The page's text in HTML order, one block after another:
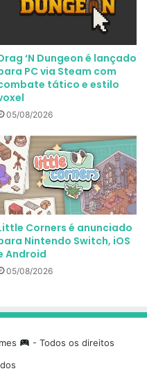
‘N Dungeon é lançado
PC via Steam com
tático e estilo
05/08/2026
Corners é anunciado
Nintendo Switch, iOS
Android
05/08/2026
- Todos os direitos